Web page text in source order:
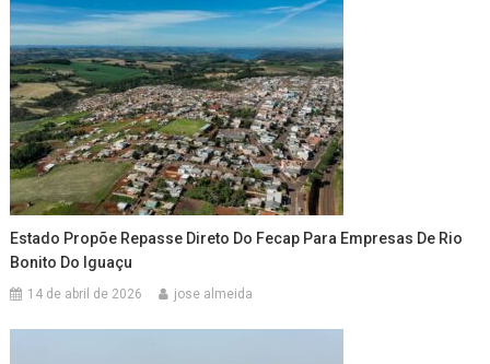
Estado Propõe Repasse Direto Do Fecap Para Empresas De Rio
Bonito Do Iguaçu
14 de abril de 2026 jose almeida